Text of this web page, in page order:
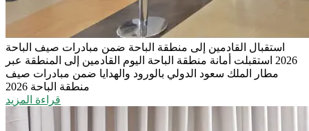
استقبال القادمين إلى منطقة الباحة ضمن مبادرات صيف الباحة
2026 استقبلت أمانة منطقة الباحة اليوم القادمين إلى المنطقة عبر
مطار الملك سعود الدولي بالورود والهدايا ضمن مبادرات صيف
منطقة الباحة 2026
قراءة المزيد